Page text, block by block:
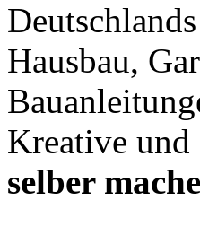
Hausbau,
Kreative
selber